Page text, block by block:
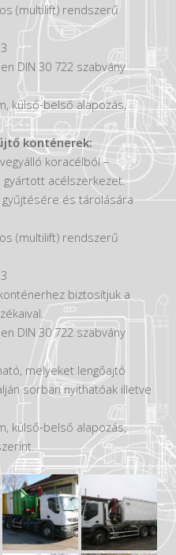
(multilift) rendszerű
DIN 30 722 szabvány
külső-belső alapozás,
konténerek:
koracélból –
acélszerkezet.
és tárolására
(multilift) rendszerű
biztosítjuk a
DIN 30 722 szabvány
melyeket lengőajtó
sorban nyithatóak illetve
külső-belső alapozás,